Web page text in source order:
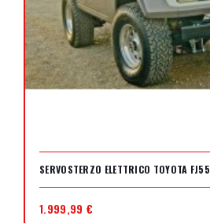
SERVOSTERZO ELETTRICO TOYOTA FJ55
1.999,99 €